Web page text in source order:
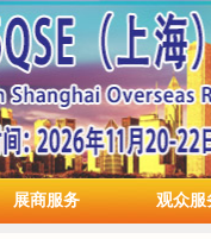
展商服务 观众服